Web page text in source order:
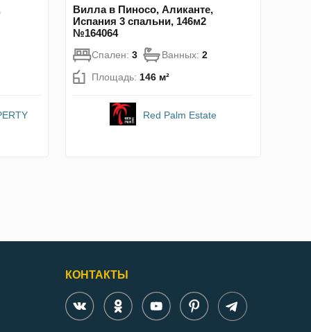
Вилла в Пиносо, Аликанте,
Испания 3 спальни, 146м2
№164064
Спален: 3 Ванных: 2
Площадь: 146 м²
Red Palm Estate
КОНТАКТЫ